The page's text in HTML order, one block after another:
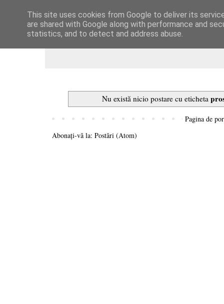
Dulcegarii culinare
Nu există nicio postare cu eticheta
Pagina de
Abonați-vă la: Postări (Atom)
This site uses cookies from Google to deliver its
are shared with Google along with performance and
statistics, and to detect and address abuse.